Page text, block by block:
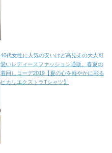
40代女性に人気の安いけど高見えの大人可
愛いレディースファッション通販。春夏の
着回しコーデ2019【夏の心を軽やかに彩る
ヒカリエクストラTシャツ】